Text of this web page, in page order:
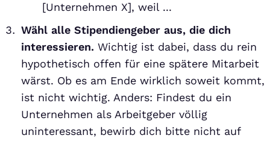
[Unternehmen X], weil ...
Wähl alle Stipendiengeber aus, die dich
interessieren. Wichtig ist dabei, dass du rein
hypothetisch offen für eine spätere Mitarbeit
wärst. Ob es am Ende wirklich soweit kommt,
ist nicht wichtig. Anders: Findest du ein
Unternehmen als Arbeitgeber völlig
uninteressant, bewirb dich bitte nicht auf